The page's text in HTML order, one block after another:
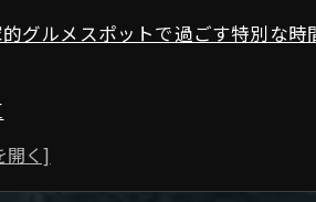
グルメスポットで過ごす特別な時